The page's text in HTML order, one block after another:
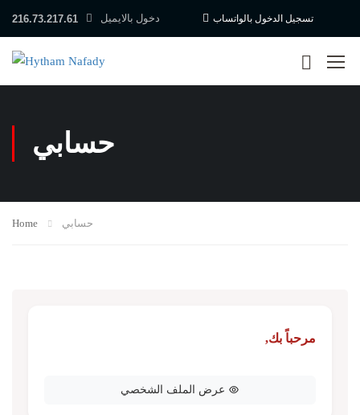
دخول بالايميل تسجيل الدخول بالواتساب 216.73.217.61
حسابي
Home حسابي
مرحباً بك,
عرض الملف الشخصي